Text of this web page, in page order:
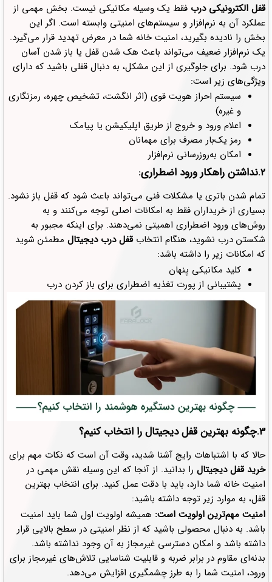
قفل الکترونیکی درب فقط یک وسیله مکانیکی نیست. بخش مهمی از
عملکرد آن به نرم‌افزار و سیستم‌های امنیتی وابسته است. اگر این
بخش را نادیده بگیرید، امنیت خانه شما در معرض تهدید قرار می‌گیرد.
یک نرم‌افزار ضعیف می‌تواند باعث هک شدن قفل یا باز شدن آسان
درب شود. برای جلوگیری از این مشکل، به دنبال قفلی باشید که دارای
ویژگی‌های زیر است:
سیستم احراز هویت قوی (اثر انگشت، تشخیص چهره، رمزنگاری
و غیره)
اعلام ورود و خروج از طریق اپلیکیشن یا پیامک
رمز یک‌بار مصرف برای مهمانان
امکان به‌روزرسانی نرم‌افزار
2.نداشتن راهکار ورود اضطراری:
تمام شدن باتری یا مشکلات فنی می‌تواند باعث شود که قفل باز نشود.
بسیاری از خریداران فقط به امکانات اصلی توجه می‌کنند و به
روش‌های ورود اضطراری اهمیتی نمی‌دهند. برای اینکه مجبور به
شکستن درب نشوید، هنگام انتخابقفل‌ درب دیجیتال مطمئن شوید
که امکانات زیر را داشته باشد:
کلید مکانیکی پنهان
پشتیبانی از پورت تغذیه اضطراری برای باز کردن درب
3.چگونه بهترین قفل دیجیتال را انتخاب کنیم؟
حالا که با اشتباهات رایج آشنا شدید، وقت آن است که نکات مهم برای
خرید قفل دیجیتال را بدانید. از آنجا که این وسیله نقش مهمی در
امنیت خانه شما دارد، باید با دقت عمل کنید. برای انتخاب بهترین
قفل، به موارد زیر توجه داشته باشید:
امنیت مهم‌ترین اولویت است: همیشه اولویت اول شما باید امنیت
باشد. به دنبال محصولی باشید که از نظر امنیتی در سطح بالایی قرار
داشته باشد و امکان دسترسی غیرمجاز به آن وجود نداشته باشد.
بدنه‌ای مقاوم در برابر ضربه و قابلیت شناسایی تلاش‌های غیرمجاز برای
ورود، امنیت شما را به طرز چشمگیری افزایش می‌دهد.